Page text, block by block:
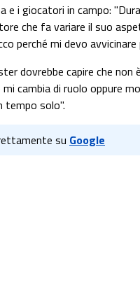
e i giocatori in campo:
che fa variare il suo
perché mi devo avvicinare
dovrebbe capire che non
cambia di ruolo oppure
tempo solo".
su Google